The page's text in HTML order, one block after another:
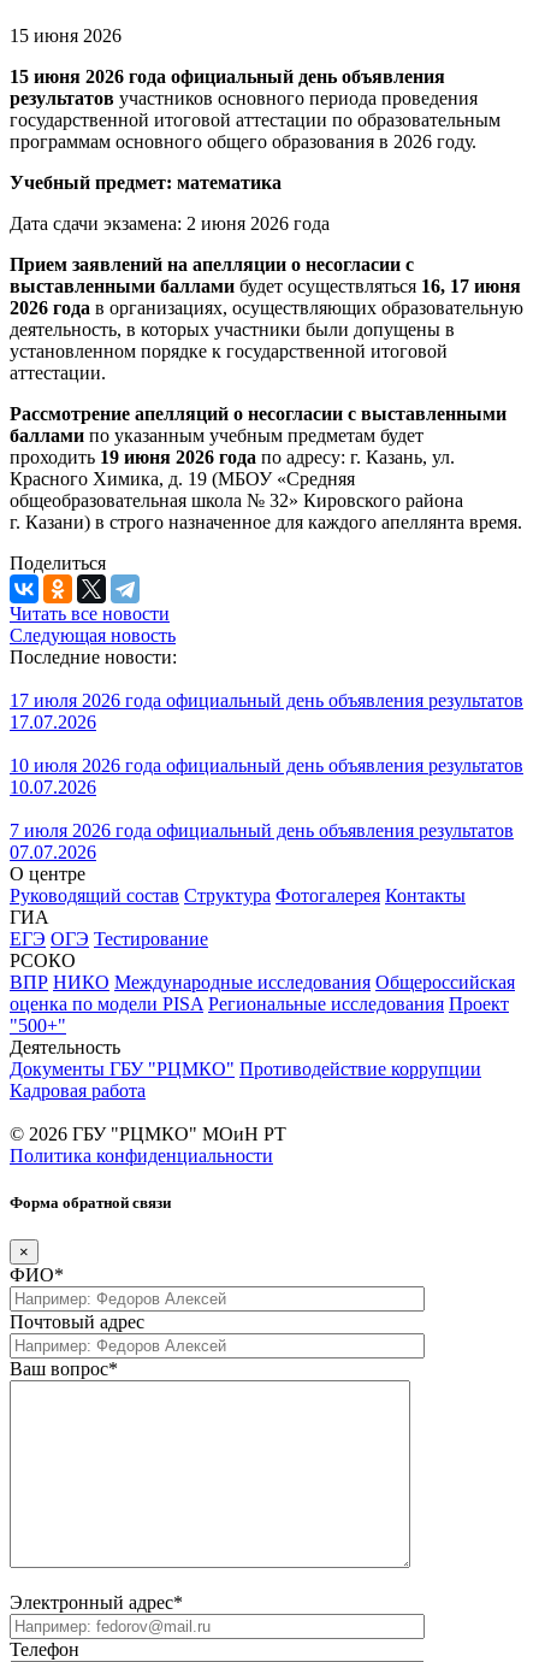
15 июня 2026
15 июня 2026 года официальный день объявления
результатов участников основного периода проведения
государственной итоговой аттестации по образовательным
программам основного общего образования в 2026 году.
Учебный предмет: математика
Дата сдачи экзамена: 2 июня 2026 года
Прием заявлений на апелляции о несогласии с
выставленными баллами будет осуществляться 16, 17 июня
2026 года в организациях, осуществляющих образовательную
деятельность, в которых участники были допущены в
установленном порядке к государственной итоговой
аттестации.
Рассмотрение апелляций о несогласии с выставленными
баллами по указанным учебным предметам будет
проходить 19 июня 2026 года по адресу: г. Казань, ул.
Красного Химика, д. 19 (МБОУ «Средняя
общеобразовательная школа № 32» Кировского района
г. Казани) в строго назначенное для каждого апеллянта время.
Поделиться
Читать все новости
Следующая новость
Последние новости:
17 июля 2026 года официальный день объявления результатов
17.07.2026
10 июля 2026 года официальный день объявления результатов
10.07.2026
7 июля 2026 года официальный день объявления результатов
07.07.2026
О центре
Руководящий состав Структура Фотогалерея Контакты
ГИА
ЕГЭ ОГЭ Тестирование
РСОКО
ВПР НИКО Международные исследования Общероссийская
оценка по модели PISA Региональные исследования Проект
"500+"
Деятельность
Документы ГБУ "РЦМКО" Противодействие коррупции
Кадровая работа
© 2026 ГБУ "РЦМКО" МОиН РТ
Политика конфиденциальности
Форма обратной связи
×
ФИО*
Почтовый адрес
Ваш вопрос*
Электронный адрес*
Телефон